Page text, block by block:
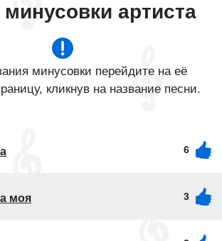
артиста
минусовки перейдите на её
кликнув на название песни.
6
моя 3